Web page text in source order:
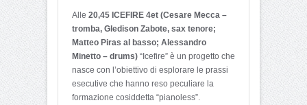
Alle 20,45 ICEFIRE 4et (Cesare Mecca –
tromba, Gledison Zabote, sax tenore;
Matteo Piras al basso; Alessandro
Minetto – drums) “Icefire” è un progetto che
nasce con l’obiettivo di esplorare le prassi
esecutive che hanno reso peculiare la
formazione cosiddetta “pianoless”.